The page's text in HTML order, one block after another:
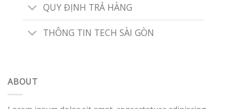
QUY ĐỊNH TRẢ HÀNG
THÔNG TIN TECH SÀI GÒN
ABOUT